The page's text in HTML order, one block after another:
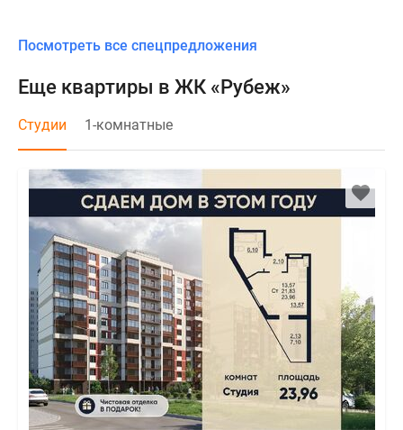
Посмотреть все спецпредложения
Еще квартиры в ЖК «Рубеж»
Студии 1-комнатные